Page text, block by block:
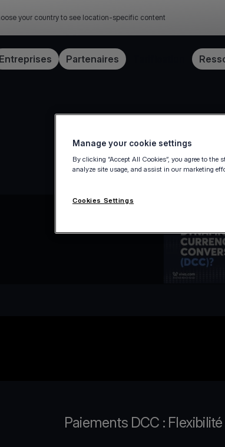
your country to see location-specific content
Entreprises Partenaires
Paiements DCC :
Manage your cookie settings
By clicking “Accept All Cookies”, you agree to
analyze site usage, and assist in our marketing
Cookies Settings